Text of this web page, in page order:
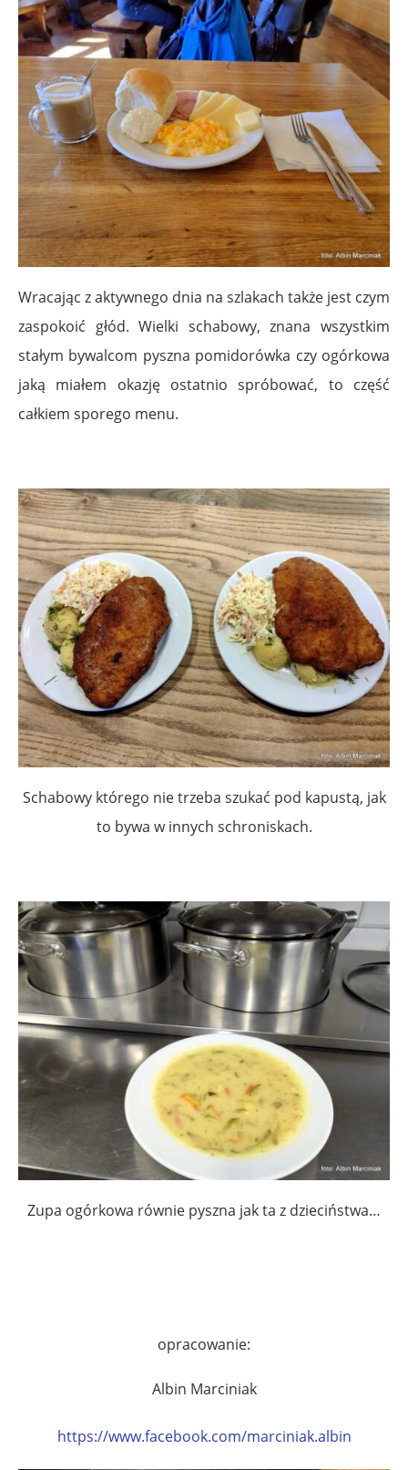
Wracając z aktywnego dnia na szlakach także jest czym
zaspokoić głód. Wielki schabowy, znana wszystkim
stałym bywalcom pyszna pomidorówka czy ogórkowa
jaką miałem okazję ostatnio spróbować, to część
całkiem sporego menu.
Schabowy którego nie trzeba szukać pod kapustą, jak
to bywa w innych schroniskach.
Zupa ogórkowa równie pyszna jak ta z dzieciństwa…
opracowanie:
Albin Marciniak
https://www.facebook.com/marciniak.albin